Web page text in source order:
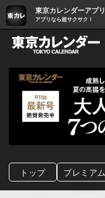
東京カレンダーアプリ
アプリなら超サクサク！
トップ プレミアム